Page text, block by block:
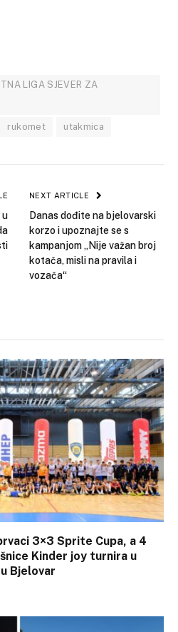
LIGA SJEVER ZA
rukomet utakmica
u
NEXT ARTICLE
Danas dođite na bjelovarski
korzo i upoznajte se s
kampanjom „Nije važan broj
kotača, misli na pravila i
vozača“
3×3 Sprite Cupa, a 4
Kinder joy turnira u
Bjelovar